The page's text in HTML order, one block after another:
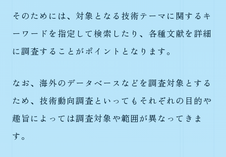
そのためには、対象となる技術テーマに関するキ
ーワードを指定して検索したり、各種文献を詳細
に調査することがポイントとなります。
なお、海外のデータベースなどを調査対象とする
ため、技術動向調査といってもそれぞれの目的や
趣旨によっては調査対象や範囲が異なってきま
す。